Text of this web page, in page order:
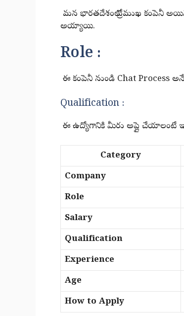
మన భారతదేశంలో ప్రముఖ కంపెనీ
అయ్యాయి.
Role :
ఈ కంపెనీ నుండి Chat Process
Qualification :
ఈ ఉద్యోగానికి మీరు అప్లై చేయాలంటే
Category
Company
Role
Salary
Qualification
Experience
Age
How to Apply